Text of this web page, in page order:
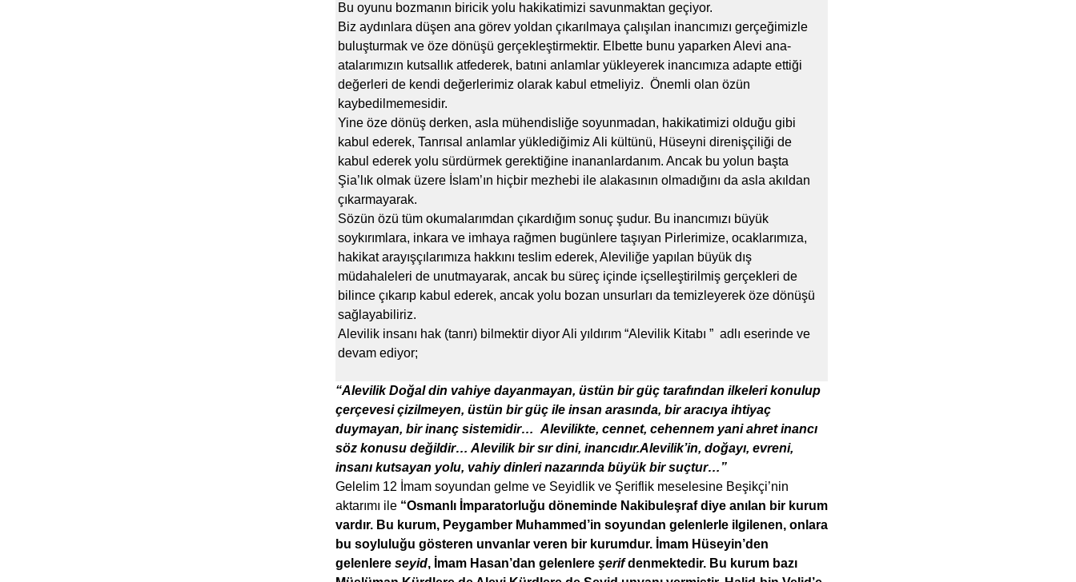
Bu oyunu bozmanın biricik yolu hakikatimizi savunmaktan geçiyor.
Biz aydınlara düşen ana görev yoldan çıkarılmaya çalışılan inancımızı gerçeğimizle
buluşturmak ve öze dönüşü gerçekleştirmektir. Elbette bunu yaparken Alevi ana-
atalarımızın kutsallık atfederek, batıni anlamlar yükleyerek inancımıza adapte ettiği
değerleri de kendi değerlerimiz olarak kabul etmeliyiz. Önemli olan özün
kaybedilmemesidir.
Yine öze dönüş derken, asla mühendisliğe soyunmadan, hakikatimizi olduğu gibi
kabul ederek, Tanrısal anlamlar yüklediğimiz Ali kültünü, Hüseyni direnişçiliği de
kabul ederek yolu sürdürmek gerektiğine inananlardanım. Ancak bu yolun başta
Şia’lık olmak üzere İslam’ın hiçbir mezhebi ile alakasının olmadığını da asla akıldan
çıkarmayarak.
Sözün özü tüm okumalarımdan çıkardığım sonuç şudur. Bu inancımızı büyük
soykırımlara, inkara ve imhaya rağmen bugünlere taşıyan Pirlerimize, ocaklarımıza,
hakikat arayışçılarımıza hakkını teslim ederek, Aleviliğe yapılan büyük dış
müdahaleleri de unutmayarak, ancak bu süreç içinde içselleştirilmiş gerçekleri de
bilince çıkarıp kabul ederek, ancak yolu bozan unsurları da temizleyerek öze dönüşü
sağlayabiliriz.
Alevilik insanı hak (tanrı) bilmektir diyor Ali yıldırım “Alevilik Kitabı ” adlı eserinde ve
devam ediyor;
“Alevilik Doğal din vahiye dayanmayan, üstün bir güç tarafından ilkeleri konulup
çerçevesi çizilmeyen, üstün bir güç ile insan arasında, bir aracıya ihtiyaç
duymayan, bir inanç sistemidir… Alevilikte, cennet, cehennem yani ahret inancı
söz konusu değildir… Alevilik bir sır dini, inancıdır.Alevilik’in, doğayı, evreni,
insanı kutsayan yolu, vahiy dinleri nazarında büyük bir suçtur…”
Gelelim 12 İmam soyundan gelme ve Seyidlik ve Şeriflik meselesine Beşikçi’nin
aktarımı ile “Osmanlı İmparatorluğu döneminde Nakibuleşraf diye anılan bir kurum
vardır. Bu kurum, Peygamber Muhammed’in soyundan gelenlerle ilgilenen, onlara
bu soyluluğu gösteren unvanlar veren bir kurumdur. İmam Hüseyin’den
gelenlere seyid, İmam Hasan’dan gelenlere şerifdenmektedir. Bu kurum bazı